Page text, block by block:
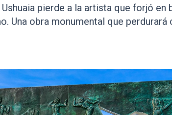
pierde a la artista que forjó en
Una obra monumental que